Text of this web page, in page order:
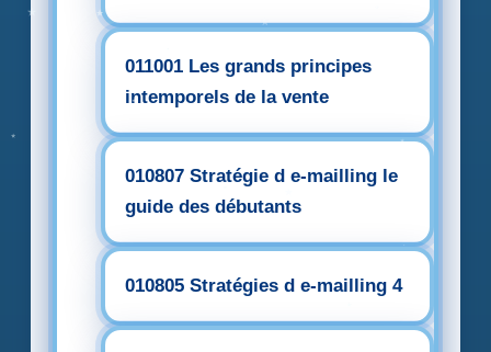
011001 Les grands principes
intemporels de la vente
010807 Stratégie d e-mailling le
guide des débutants
010805 Stratégies d e-mailling 4